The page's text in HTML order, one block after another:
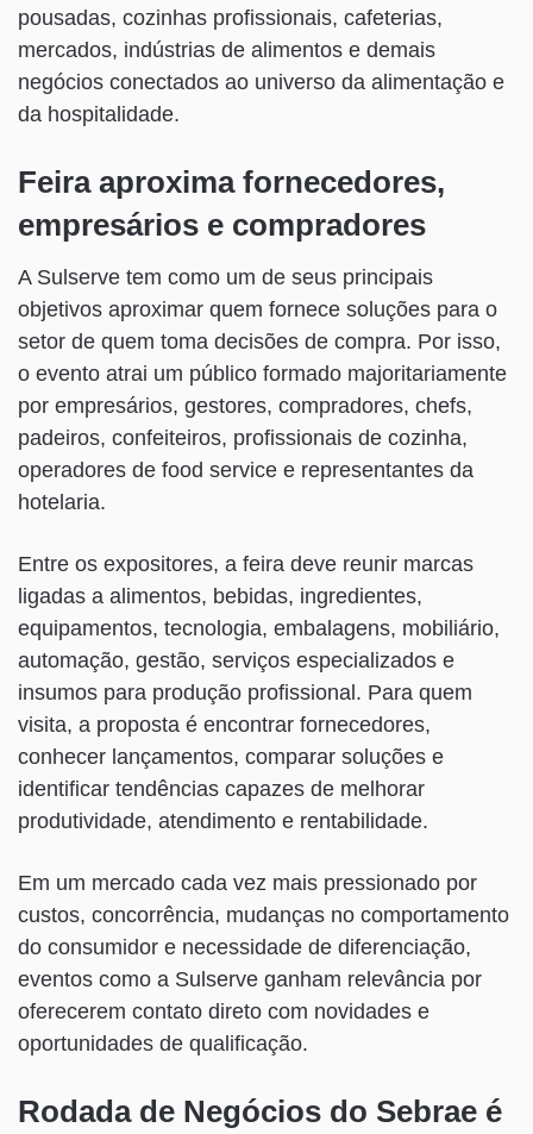
pousadas, cozinhas profissionais, cafeterias,
mercados, indústrias de alimentos e demais
negócios conectados ao universo da alimentação e
da hospitalidade.
Feira aproxima fornecedores,
empresários e compradores
A Sulserve tem como um de seus principais
objetivos aproximar quem fornece soluções para o
setor de quem toma decisões de compra. Por isso,
o evento atrai um público formado majoritariamente
por empresários, gestores, compradores, chefs,
padeiros, confeiteiros, profissionais de cozinha,
operadores de food service e representantes da
hotelaria.
Entre os expositores, a feira deve reunir marcas
ligadas a alimentos, bebidas, ingredientes,
equipamentos, tecnologia, embalagens, mobiliário,
automação, gestão, serviços especializados e
insumos para produção profissional. Para quem
visita, a proposta é encontrar fornecedores,
conhecer lançamentos, comparar soluções e
identificar tendências capazes de melhorar
produtividade, atendimento e rentabilidade.
Em um mercado cada vez mais pressionado por
custos, concorrência, mudanças no comportamento
do consumidor e necessidade de diferenciação,
eventos como a Sulserve ganham relevância por
oferecerem contato direto com novidades e
oportunidades de qualificação.
Rodada de Negócios do Sebrae é